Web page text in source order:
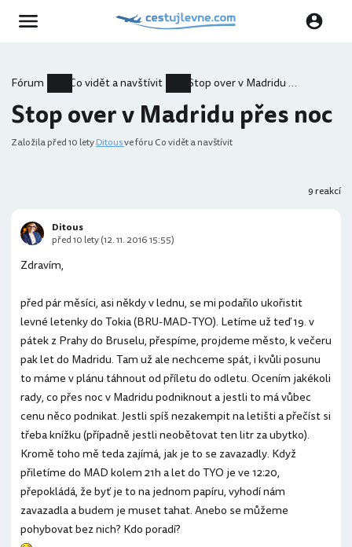
Fórum Co vidět a navštívit Stop over v Madridu přes noc
Stop over v Madridu přes noc
Založilapřed 10 letyDitousve fóru Co vidět a navštívit
9 reakcí
Zdravím,
před pár měsíci, asi někdy v lednu, se mi podařilo ukořistit
levné letenky do Tokia (BRU-MAD-TYO). Letíme už teď 19. v
pátek z Prahy do Bruselu, přespíme, projdeme město, k večeru
pak let do Madridu. Tam už ale nechceme spát, i kvůli posunu
to máme v plánu táhnout od příletu do odletu. Ocením jakékoli
rady, co přes noc v Madridu podniknout a jestli to má vůbec
cenu něco podnikat. Jestli spíš nezakempit na letišti a přečíst si
třeba knížku (případně jestli neobětovat ten litr za ubytko).
Kromě toho mě teda zajímá, jak je to se zavazadly. Když
přiletíme do MAD kolem 21h a let do TYO je ve 12:20,
přepokládá, že byť je to na jednom papíru, vyhodí nám
zavazadla a budem je muset tahat. Anebo se můžeme
pohybovat bez nich? Kdo poradí?
Ditous
před 10 lety (12. 11. 2016 15:55)